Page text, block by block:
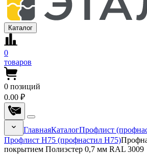
Каталог
0
товаров
0 позиций
0.00 ₽
ГлавнаяКаталогПрофлист
Профлист Н75 (профнастил Н75)
покрытием Полиэстер 0,7 мм RAL 3009